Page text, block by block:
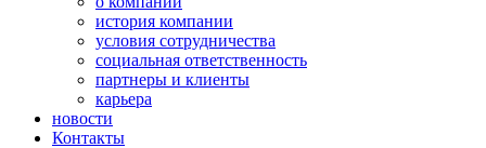
история компании
условия сотрудничества
социальная ответственность
партнеры и клиенты
карьера
новости
Контакты